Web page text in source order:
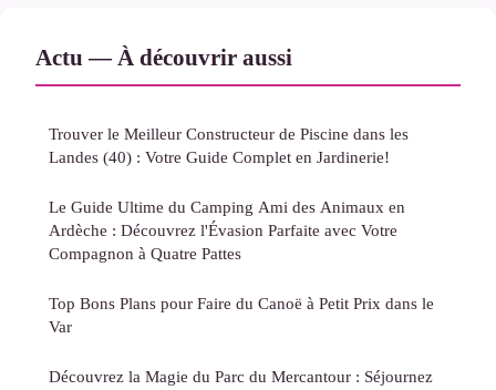
Actu — À découvrir aussi
Trouver le Meilleur Constructeur de Piscine dans les
Landes (40) : Votre Guide Complet en Jardinerie!
Le Guide Ultime du Camping Ami des Animaux en
Ardèche : Découvrez l'Évasion Parfaite avec Votre
Compagnon à Quatre Pattes
Top Bons Plans pour Faire du Canoë à Petit Prix dans le
Var
Découvrez la Magie du Parc du Mercantour : Séjournez